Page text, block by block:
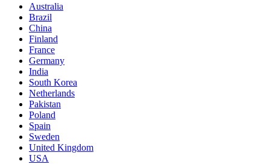
Australia
Brazil
China
Finland
France
Germany
India
South Korea
Netherlands
Pakistan
Poland
Spain
Sweden
United Kingdom
USA